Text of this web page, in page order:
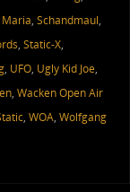
Maria, Schandmaul,
, Static-X,
, UFO, Ugly Kid Joe,
, Wacken Open Air
, WOA, Wolfgang